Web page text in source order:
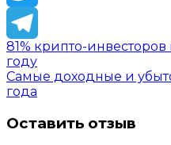
Twitter
Telegram
81% крипто-
году
Самые доходные и
года
Оставить отзыв